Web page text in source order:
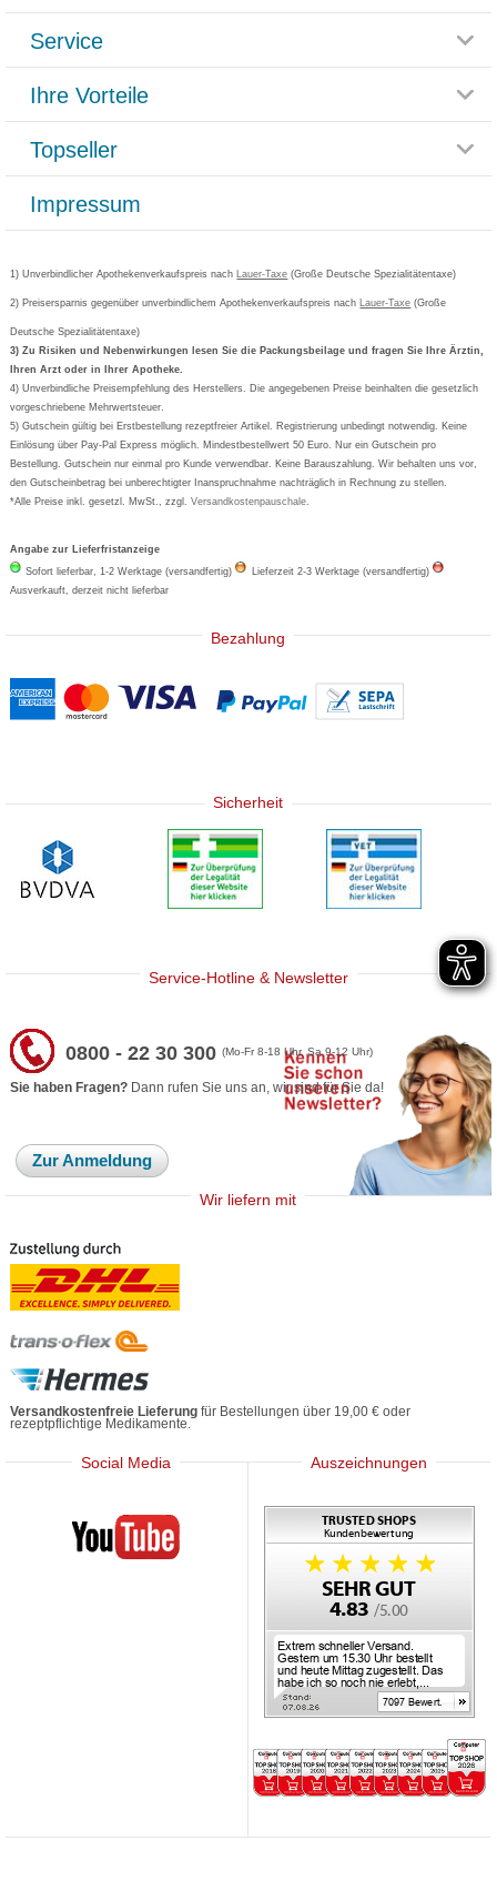
Glossar
Häufig gestellte Fragen
Datenschutz
AGB
Cookie-Einstellungen
Vertrag widerrufen
Service
Rücksendemöglichkeit
Paketlieferstatus
Versandkosten
Bestellschein ausfüllen
Newsletteranmeldung
Ihre Vorteile
Rezeptlieferung
Bonusprogramm
Gutschein und Rabatte
Kundenbewertung
Topseller
Grippostad
Bepanthen
Formoline
Wick
Eucerin
Basica
Impressum
1) Unverbindlicher Apothekenverkaufspreis nach Lauer-Taxe (Große Deutsche Spezialitätentaxe)
2) Preisersparnis gegenüber unverbindlichem Apothekenverkaufspreis nach Lauer-Taxe (Große
Deutsche Spezialitätentaxe)
3) Zu Risiken und Nebenwirkungen lesen Sie die Packungsbeilage und fragen Sie Ihre Ärztin,
Ihren Arzt oder in Ihrer Apotheke.
4) Unverbindliche Preisempfehlung des Herstellers. Die angegebenen Preise beinhalten die gesetzlich
vorgeschriebene Mehrwertsteuer.
5) Gutschein gültig bei Erstbestellung rezeptfreier Artikel. Registrierung unbedingt notwendig. Keine
Einlösung über Pay-Pal Express möglich. Mindestbestellwert 50 Euro. Nur ein Gutschein pro
Bestellung. Gutschein nur einmal pro Kunde verwendbar. Keine Barauszahlung. Wir behalten uns vor,
den Gutscheinbetrag bei unberechtigter Inanspruchnahme nachträglich in Rechnung zu stellen.
*Alle Preise inkl. gesetzl. MwSt., zzgl.Versandkostenpauschale
Angabe zur Lieferfristanzeige
Sofort lieferbar, 1-2 Werktage (versandfertig)
Lieferzeit 2-3 Werktage (versandfertig)
Ausverkauft, derzeit nicht lieferbar
Bezahlung
Sicherheit
Service-Hotline & Newsletter
0800 - 22 30 300(Mo-Fr 8-18 Uhr, Sa 9-12 Uhr)
Sie haben Fragen? Dann rufen Sie uns an, wir sind für Sie da!
Zur Anmeldung
Wir liefern mit
Versandkostenfreie Lieferung für Bestellungen über 19,00 € oder
rezeptpflichtige Medikamente.
Social Media
Mediherz
Auszeichnungen